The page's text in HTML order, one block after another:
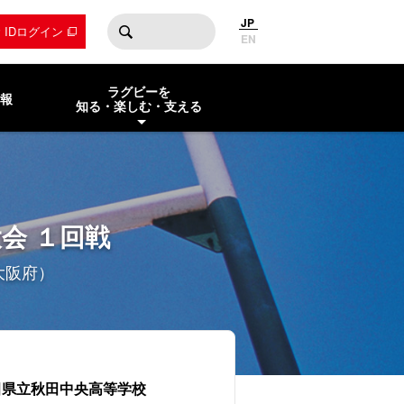
IDログイン
JP
EN
ラグビーを
知る・楽しむ・支える
１回戦
府）
立秋田中央高等学校